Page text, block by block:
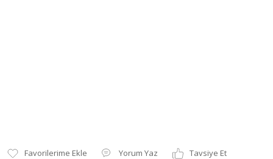
Yorum Yaz
Tavsiye Et